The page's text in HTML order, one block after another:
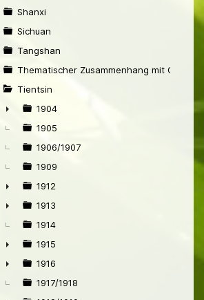
Shanxi
Sichuan
Tangshan
Thematischer Zusammenhang mit China
Tientsin
►
1904
1905
1906/1907
1909
►
1912
►
1913
1914
►
1915
►
1916
1917/1918